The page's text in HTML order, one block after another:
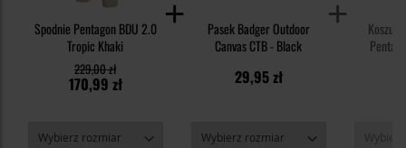
Spodnie Pentagon BDU 2.0
Tropic Khaki
170,99 zł
229,00 zł
Pasek Badger Outdoor
Canvas CTB - Black
29,95 zł